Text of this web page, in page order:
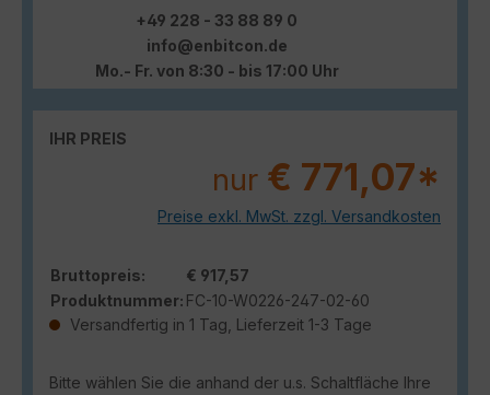
+49 228 - 33 88 89 0
info@enbitcon.de
Mo.- Fr. von 8:30 - bis 17:00 Uhr
IHR PREIS
nur € 771,07*
Preise exkl. MwSt. zzgl. Versandkosten
Bruttopreis:
€ 917,57
Produktnummer: FC-10-W0226-247-02-60
Versandfertig in 1 Tag, Lieferzeit 1-3 Tage
Bitte wählen Sie die anhand der u.s. Schaltfläche Ihre